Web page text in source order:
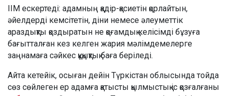
ІІМ ескертеді: адамның қадір-қасиетін қорлайтын,
әйелдерді кемсітетін, діни немесе әлеуметтік
араздықты қоздыратын не қоғамдық келісімді бұзуға
бағытталған кез келген жария мәлімдемелерге
заңнамаға сәйкес құқықтық баға беріледі.
Айта кетейік, осыған дейін Түркістан облысында тойда
сөз сөйлеген ер адамға қатысты қылмыстық іс қозғалғаны